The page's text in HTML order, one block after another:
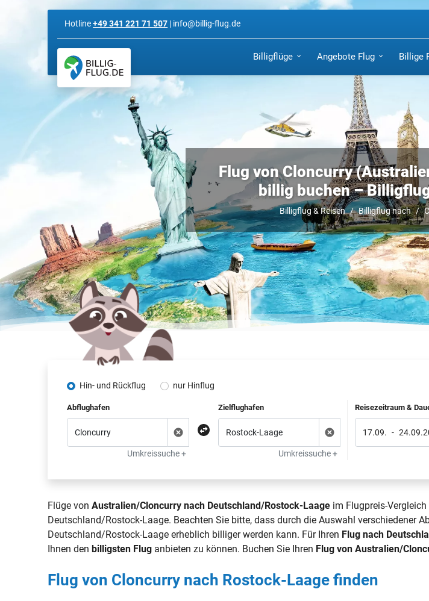
Hotline+49 341 221 71 507 | info@billig-flug.de
Billigflüge Angebote Flug Billige
Flug von Cloncurry
billig buchen –
Billigflug & Reisen Billigflug nach
Hin- und Rückflug nur Hinflug
Abflughafen
Umkreissuche +
Zielflughafen
Umkreissuche +
Reisezeitraum &
17.09. -
Flüge vonAustralien/Cloncurry nach Deutschland/Rostock-Laage im Flugpreis-
Deutschland/Rostock-Laage. Beachten Sie bitte, dass durch die Auswahl verschiedener
Deutschland/Rostock-Laage erheblich billiger werden kann. Für Ihren Flug nach
Ihnen denbilligsten Flug anbieten zu können. Buchen Sie Ihren Flug von Australien/
Flug von Cloncurry nach Rostock-Laage finden